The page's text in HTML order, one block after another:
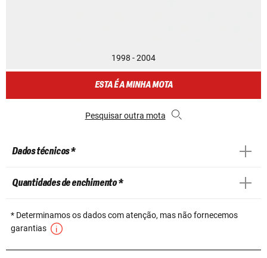
1998 - 2004
ESTA É A MINHA MOTA
Pesquisar outra mota
Dados técnicos *
Quantidades de enchimento *
* Determinamos os dados com atenção, mas não fornecemos
garantias